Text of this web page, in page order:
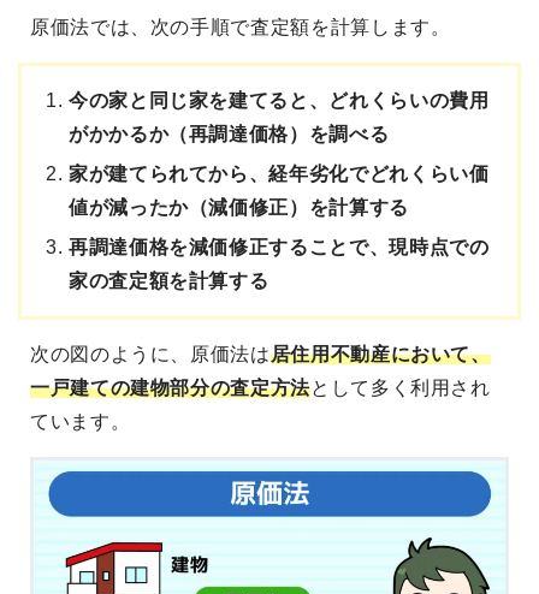
原価法では、次の手順で査定額を計算します。
今の家と同じ家を建てると、どれくらいの費用
がかかるか（再調達価格）を調べる
家が建てられてから、経年劣化でどれくらい価
値が減ったか（減価修正）を計算する
再調達価格を減価修正することで、現時点での
家の査定額を計算する
次の図のように、原価法は居住用不動産において、
一戸建ての建物部分の査定方法として多く利用され
ています。